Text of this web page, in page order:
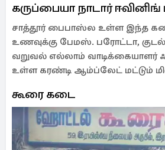
கருப்பையா நாடார்
சாத்தூர் பைபாஸ்ல உள்ள இந்த
உணவுக்கு பேமஸ். பரோட்டா, குடல்
வறுவல் எல்லாம் வாடிக்கையாளர்
உள்ள கரண்டி ஆம்ப்லேட் மட்டும்
கூரை கடை